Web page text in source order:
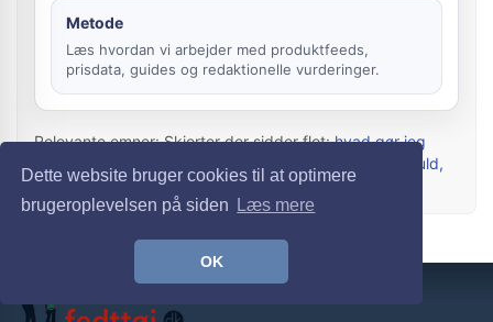
Dette website bruger cookies til at optimere
brugeroplevelsen på siden
Læs mere
OK
Metode
Læs hvordan vi arbejder med produktfeeds,
prisdata, guides og redaktionelle vurderinger.
Relevante emner: Skjorter der sidder flot:hvad gør jeg
bomuld,
uld og syntet